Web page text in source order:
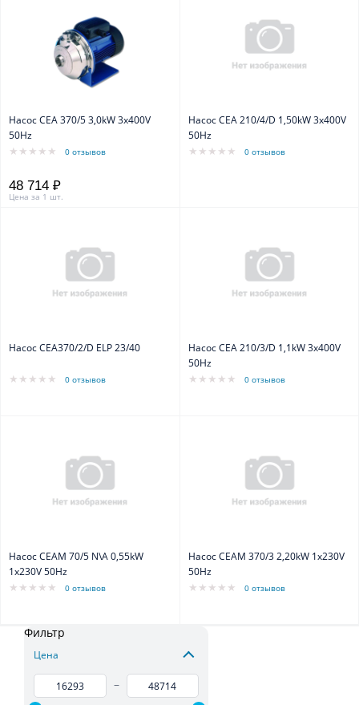
Насос CEA 370/5 3,0kW 3x400V
50Hz
0 отзывов
48 714 ₽
Цена за 1 шт.
Насос CEA 210/4/D 1,50kW 3x400V
50Hz
0 отзывов
Насос CEA370/2/D ELP 23/40
0 отзывов
Насос CEA 210/3/D 1,1kW 3x400V
50Hz
0 отзывов
Насос CEAM 70/5 N\A 0,55kW
1x230V 50Hz
0 отзывов
Насос CEAM 370/3 2,20kW 1x230V
50Hz
0 отзывов
Фильтр
Цена
–